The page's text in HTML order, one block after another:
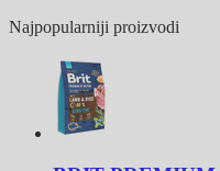
Najpopularniji proizvodi